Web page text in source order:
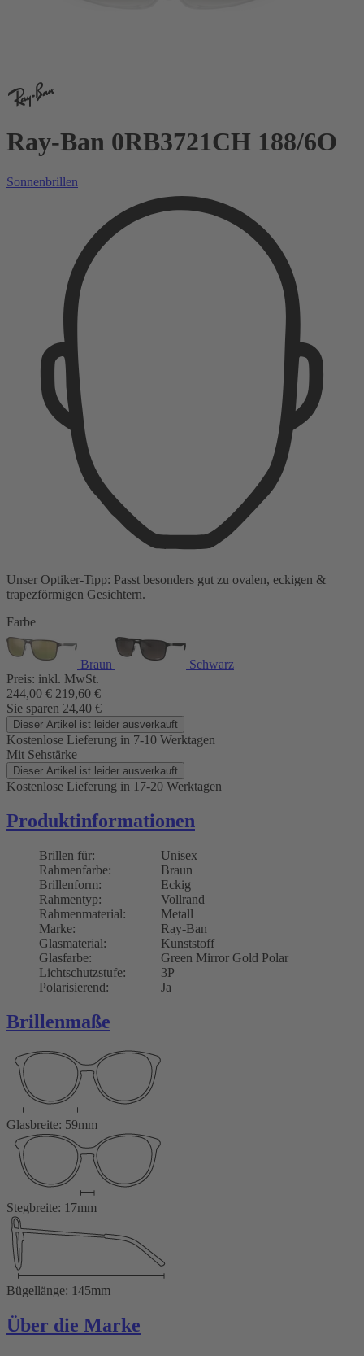
Ray-Ban 0RB3721CH 188/6O
Sonnenbrillen
Unser Optiker-Tipp: Passt besonders gut zu ovalen, eckigen &
trapezförmigen Gesichtern.
Farbe
Braun
Schwarz
Preis: inkl. MwSt.
244,00 € 219,60 €
Sie sparen 24,40 €
Dieser Artikel ist leider ausverkauft
Kostenlose Lieferung in 7-10 Werktagen
Mit Sehstärke
Dieser Artikel ist leider ausverkauft
Kostenlose Lieferung in 17-20 Werktagen
Produktinformationen
Brillen für:
Unisex
Rahmenfarbe:
Braun
Brillenform:
Eckig
Rahmentyp:
Vollrand
Rahmenmaterial:
Metall
Marke:
Ray-Ban
Glasmaterial:
Kunststoff
Glasfarbe:
Green Mirror Gold Polar
Lichtschutzstufe:
3P
Polarisierend:
Ja
Brillenmaße
Glasbreite: 59mm
Stegbreite: 17mm
Bügellänge: 145mm
Über die Marke